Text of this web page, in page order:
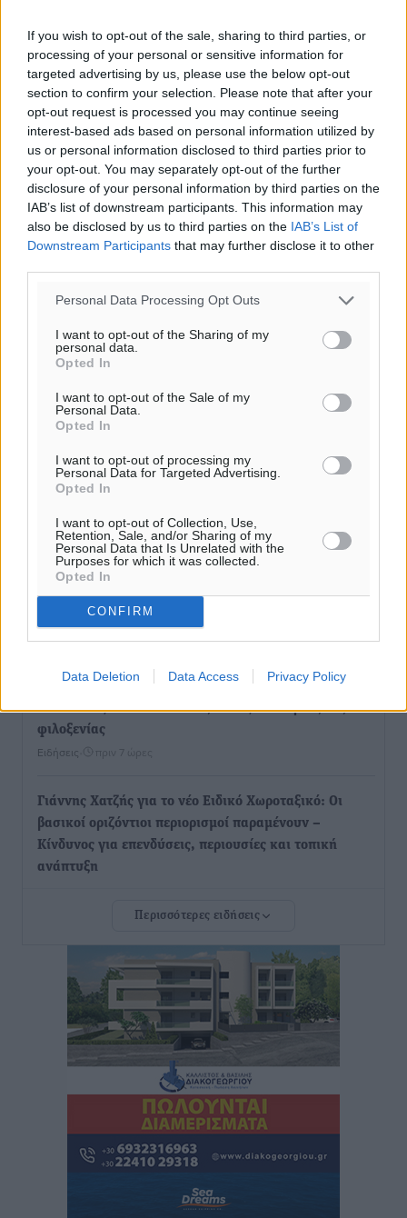
If you wish to opt-out of the sale, sharing to third parties, or
processing of your personal or sensitive information for
targeted advertising by us, please use the below opt-out
section to confirm your selection. Please note that after your
opt-out request is processed you may continue seeing
interest-based ads based on personal information utilized by
us or personal information disclosed to third parties prior to
your opt-out. You may separately opt-out of the further
disclosure of your personal information by third parties on the
IAB’s list of downstream participants. This information may
also be disclosed by us to third parties on the IAB’s List of
Downstream Participants that may further disclose it to other
Personal Data Processing Opt Outs
I want to opt-out of the Sharing of my
personal data.
Opted In
I want to opt-out of the Sale of my
Personal Data.
Opted In
I want to opt-out of processing my
Personal Data for Targeted Advertising.
Opted In
I want to opt-out of Collection, Use,
Retention, Sale, and/or Sharing of my
Personal Data that Is Unrelated with the
Purposes for which it was collected.
Opted In
CONFIRM
Data Deletion Data Access Privacy Policy
Ροή ειδήσεων
Καιρός «hot – dry – windy» τις επόμενες 48 ώρες στη
χώρα
Ειδήσεις• πριν 6 ώρες
Δύο σχολεία της Λέρου αλλάζουν όψη με δωρεά
αγάπης για τα παιδιά
Τουρισμός: Με θετικό πρόσημο έως τώρα η χρονιά,
παρά τα σκαμπανεβάσματα
Ειδήσεις• πριν 7 ώρες
Χαρ. Ναβροζίδης στον RV «Σε τρία χρόνια θα είμαστε
η πιο ψηφιακή Περιφέρεια της χώρας» Δημοπρατείται
Airbnb vs ξενοδοχεία – Πώς αλλάζει ο χάρτης της
φιλοξενίας
Ειδήσεις πριν 7 ώρες
Γιάννης Χατζής για το νέο Ειδικό Χωροταξικό: Οι
βασικοί οριζόντιοι περιορισμοί παραμένουν –
Κίνδυνος για επενδύσεις, περιουσίες και τοπική
ανάπτυξη
δεν υπάρχουν περιθώρια εφησυχασμού
Ειδήσεις• πριν 8 ώρες
Στον Άγιο Νικόλαο Χάλκης ανοίγει ξανά το
ανανεωμένο εκκλησιαστικό μουσείο από τη Λέσχη
Τοπικές Ειδήσεις• πριν 8 ώρες
Ρόδος: «Βουλιάζει» από τουρίστες – Πάνω από 1 εκατ.
επιβάτες και 55 κρουαζιερόπλοια
πριν 8 ώρες
Περισσότερες ειδήσεις